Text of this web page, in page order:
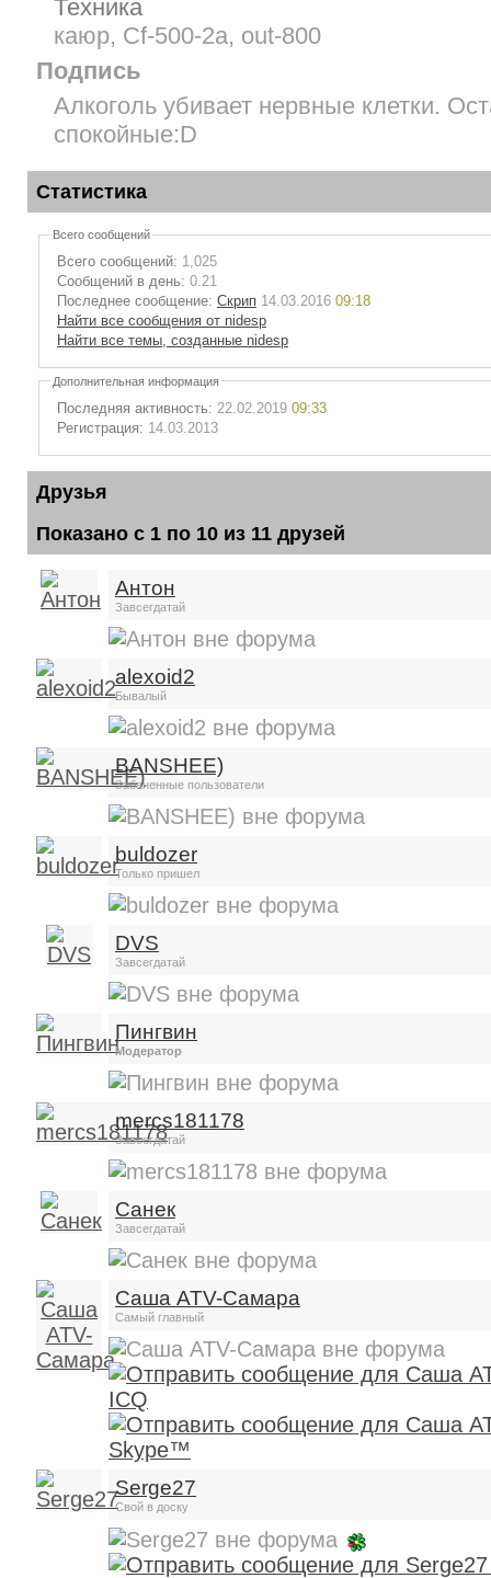
Техника
каюр, Cf-500-2a, out-800
Подпись
Алкоголь убивает нервные клетки.
спокойные:D
Статистика
Всего сообщений
Всего сообщений: 1,025
Сообщений в день: 0.21
Последнее сообщение: Скрип 14.03.2016 09:18
Найти все сообщения от nidesp
Найти все темы, созданные nidesp
Дополнительная информация
Последняя активность: 22.02.2019 09:33
Регистрация: 14.03.2013
Друзья
Показано с 1 по 10 из 11 друзей
Антон
Завсегдатай
alexoid2
Бывалый
BANSHEE)
Забаненные пользователи
buldozer
Только пришел
DVS
Завсегдатай
Пингвин
Модератор
mercs181178
Завсегдатай
Санек
Завсегдатай
Саша ATV-Самара
Самый главный
Serge27
Свой в доску